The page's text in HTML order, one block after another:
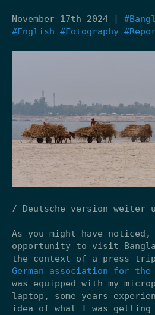
November 17th 2024 |
#English #Fotography
/ Deutsche version weiter
As you might have
opportunity to visit
the context of a press
German association for the
was equipped with my
laptop, some years
idea of what I was